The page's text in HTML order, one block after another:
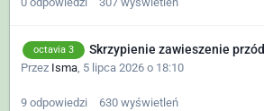
octavia 3 Skrzypienie zawieszenie przód
Przez Isma, 5 lipca 2026 o 18:10
9 odpowiedzi 630 wyświetleń